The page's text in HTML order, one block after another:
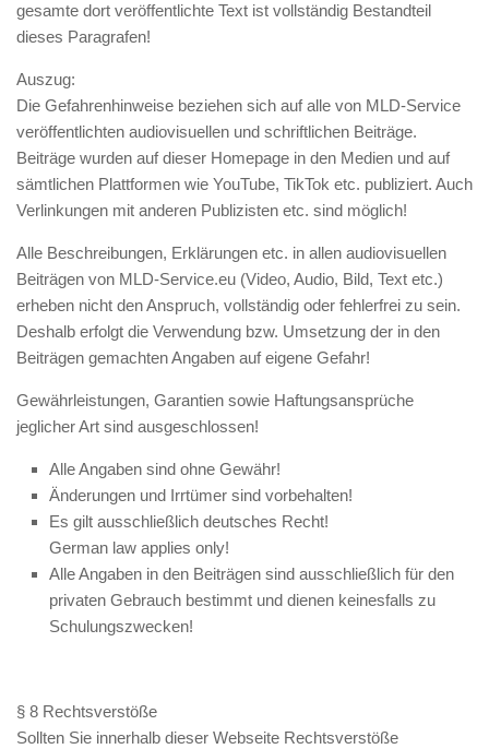
gesamte dort veröffentlichte Text ist vollständig Bestandteil
dieses Paragrafen!
Auszug:
Die Gefahrenhinweise beziehen sich auf alle von MLD-Service
veröffentlichten audiovisuellen und schriftlichen Beiträge.
Beiträge wurden auf dieser Homepage in den Medien und auf
sämtlichen Plattformen wie YouTube, TikTok etc. publiziert. Auch
Verlinkungen mit anderen Publizisten etc. sind möglich!
Alle Beschreibungen, Erklärungen etc. in allen audiovisuellen
Beiträgen von MLD-Service.eu (Video, Audio, Bild, Text etc.)
erheben nicht den Anspruch, vollständig oder fehlerfrei zu sein.
Deshalb erfolgt die Verwendung bzw. Umsetzung der in den
Beiträgen gemachten Angaben auf eigene Gefahr!
Gewährleistungen, Garantien sowie Haftungsansprüche
jeglicher Art sind ausgeschlossen!
Alle Angaben sind ohne Gewähr!
Änderungen und Irrtümer sind vorbehalten!
Es gilt ausschließlich deutsches Recht!
German law applies only!
Alle Angaben in den Beiträgen sind ausschließlich für den
privaten Gebrauch bestimmt und dienen keinesfalls zu
Schulungszwecken!
§ 8 Rechtsverstöße
Sollten Sie innerhalb dieser Webseite Rechtsverstöße